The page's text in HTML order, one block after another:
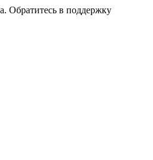
Обратитесь в поддержку